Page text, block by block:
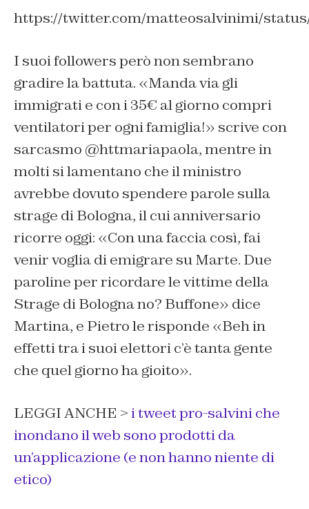
https://twitter.com/matteosalvinimi/status/
I suoi followers però non sembrano
gradire la battuta. «Manda via gli
immigrati e con i 35€ al giorno compri
ventilatori per ogni famiglia!» scrive con
sarcasmo @httmariapaola, mentre in
molti si lamentano che il ministro
avrebbe dovuto spendere parole sulla
strage di Bologna, il cui anniversario
ricorre oggi: «Con una faccia così, fai
venir voglia di emigrare su Marte. Due
paroline per ricordare le vittime della
Strage di Bologna no? Buffone» dice
Martina, e Pietro le risponde «Beh in
effetti tra i suoi elettori c’è tanta gente
che quel giorno ha gioito».
LEGGI ANCHE >i tweet pro-salvini che
inondano il web sono prodotti da
un’applicazione (e non hanno niente di
etico)